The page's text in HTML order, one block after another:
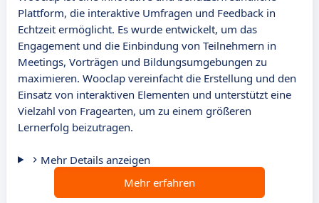
Plattform, die interaktive Umfragen und Feedback in
Echtzeit ermöglicht. Es wurde entwickelt, um das
Engagement und die Einbindung von Teilnehmern in
Meetings, Vorträgen und Bildungsumgebungen zu
maximieren. Wooclap vereinfacht die Erstellung und den
Einsatz von interaktiven Elementen und unterstützt eine
Vielzahl von Fragearten, um zu einem größeren
Lernerfolg beizutragen.
Mehr Details anzeigen
Mehr erfahren